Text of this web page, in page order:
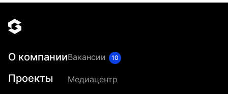
О компанииВакансии 10
Медиацентр
Проекты